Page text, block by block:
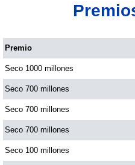
Culona noche
Dorado Mañana
Dorado Tarde
Premio
Seco 1000 millones
Seco 700 millones
Seco 700 millones
Seco 700 millones
Seco 100 millones